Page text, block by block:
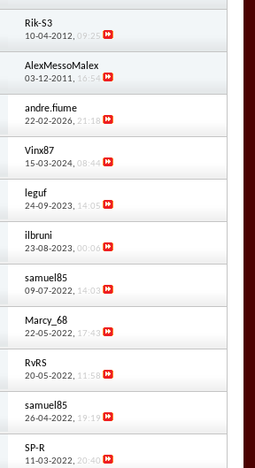
Rik-S3
10-04-2012, 09:25
AlexMessoMalex
03-12-2011, 16:54
andre.fiume
22-02-2026, 21:18
Vinx87
15-03-2024, 08:44
leguf
24-09-2023, 14:05
ilbruni
23-08-2023, 00:06
samuel85
09-07-2022, 14:03
Marcy_68
22-05-2022, 17:43
RvRS
20-05-2022, 11:58
samuel85
26-04-2022, 19:19
SP-R
11-03-2022, 20:40